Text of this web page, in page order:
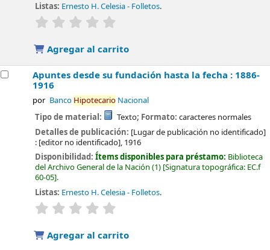
Listas: Ernesto H. Celesia - Folletos.
valoración
Agregar al carrito
Apuntes desde su fundación hasta la fecha : 1886-
1916
por Banco HipotecarioNacional
Tipo de material: Texto; Formato: caracteres normales
Detalles de publicación: [Lugar de publicación no identificado]
: [editor no identificado], 1916
Disponibilidad:Ítems disponibles para préstamo: Biblioteca
del Archivo General de la Nación (1) Signatura topográfica: EC.f
60-05 .
Listas: Ernesto H. Celesia - Folletos.
valoración
Agregar al carrito